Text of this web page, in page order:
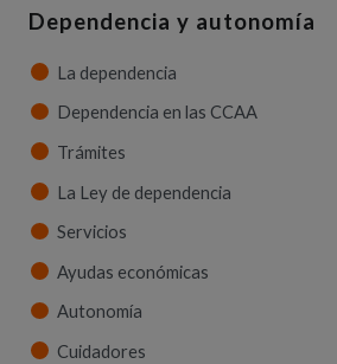
Dependencia y autonomía
La dependencia
Dependencia en las CCAA
Trámites
La Ley de dependencia
Servicios
Ayudas económicas
Autonomía
Cuidadores